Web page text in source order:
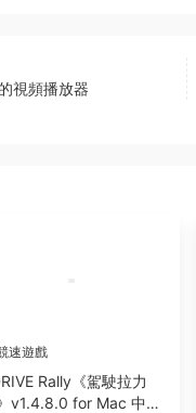
視頻播放器
速遊戲
Rally《駕駛拉力
v1.4.8.0 for Mac 中文